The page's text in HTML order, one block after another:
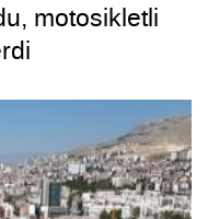
motosikletli